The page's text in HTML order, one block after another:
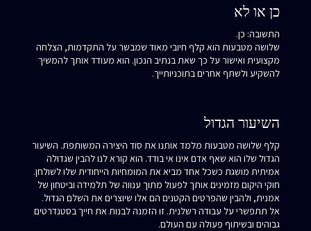
כן או לא
התשובה: כן.
שלושה מטבעות הוא קלף חיובי מאוד שמבשר על התקדמות, הצלחה
מקצועית ואישור על כך שאת בנתיב הנכון. הוא מעודד אותך להמשיך
להשקיע ולשתף אחרים בתוכניותייך.
השיעור הגדול
קלף שלושה מטבעות מלמד אותנו את סוד היצירה המשותפת. השיעור
הגדול שלו הוא שאף אדם אינו אי בודד. הוא קורא לנו להבין שגדוּלה
אמיתית מושגת כשכל אחד מביא את המומחיות הייחודית שלו לשולחן.
חוקי היקום מזמינים אותך לפעול מתוך ענווה של תלמידה וביטחון של
אמנית, ולהבין שהפרטים הקטנים הם אלו שיוצרים את השלם הגדול.
אל תתפשרי על עבודה רשלנית. זו הזמנה לבנות את חייך בסטנדרטים
גבוהים ובשיתוף פעולה עם העולם.